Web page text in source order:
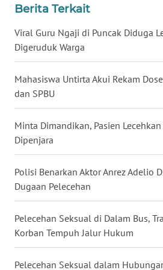
Berita Terkait
Viral Guru Ngaji di Puncak Diduga
Digeruduk Warga
Mahasiswa Untirta Akui Rekam
dan SPBU
Minta Dimandikan, Pasien
Dipenjara
Polisi Benarkan Aktor Anrez Adelio
Dugaan Pelecehan
Pelecehan Seksual di Dalam Bus,
Korban Tempuh Jalur Hukum
Pelecehan Seksual dalam
BABEL
WN
SUMBAR
WN